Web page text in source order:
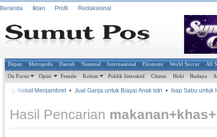
Beranda Iklan Profil Redaksional
Depan Metropolis Daerah Nasional Internasional Ekonomi World Soccer All
On Focus Opini Female Kolom Publik Interaktif Citizen Hobi Budaya
Nekat Menjambret • Jual Ganja untuk Biayai Anak Istri • Isap Sabu untuk
Hasil Pencarian